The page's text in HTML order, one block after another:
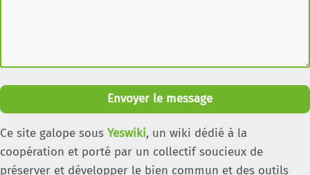
Envoyer le message
Ce site galope sous Yeswiki, un wiki dédié à la
coopération et porté par un collectif soucieux de
préserver et développer le bien commun et des outils